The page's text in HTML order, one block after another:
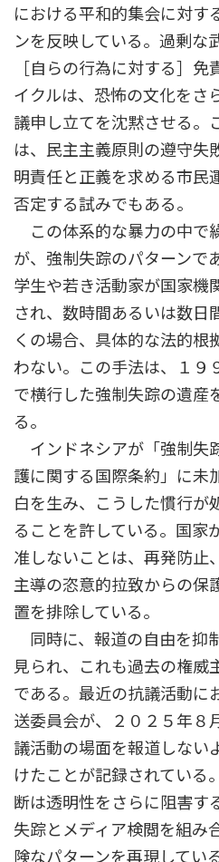
における平和的集会に対す
ンを反映している。過剰な
［自らの行為に対する］
イクルは、恐怖の文化をさ
議申し立てを沈黙させる。
は、民主主義原則の遵守失
明責任と正義を求める市民
否定する試みでもある。
この体系的な暴力の中で
が、強制失踪のパターンで
学生や若き活動家が国家機
され、数時間あるいは数日
くの場合、具体的な法的根
わない。この手法は、１９
で横行した強制失踪の遺産
る。
インドネシアが「強制失
護に関する国際条約」に未
白を生み、こうした慣行が
ることを許している。国家
准しないことは、再発防止
主導の恣意的拉致からの保
置を排除している。
同時に、報道の自由を抑
見られ、これも過去の権威
である。最近の抗議活動に
送委員会が、２０２５年８
議活動の場面を報道しない
けたことが記録されている
断は透明性をさらに阻害す
失踪とメディア検閲を組み
険なパターンを再現している